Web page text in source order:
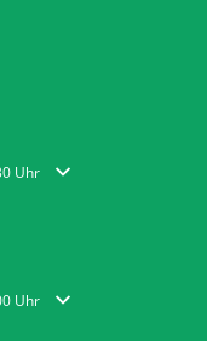
Uhr
Uhr